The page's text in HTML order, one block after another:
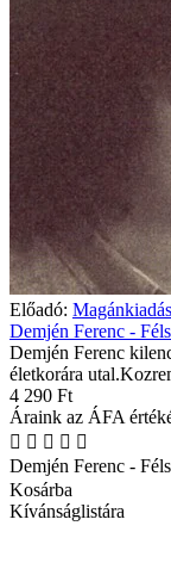
Előadó: Magánkiadás
Demjén Ferenc -
Demjén Ferenc
életkorára
4 290 Ft
Áraink az ÁFA
Demjén Ferenc -
Kosárba
Kívánságlistára